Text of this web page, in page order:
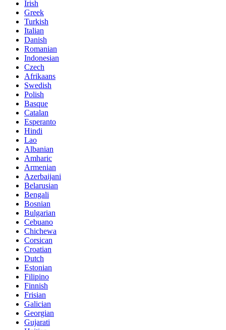
Irish
Greek
Turkish
Italian
Danish
Romanian
Indonesian
Czech
Afrikaans
Swedish
Polish
Basque
Catalan
Esperanto
Hindi
Lao
Albanian
Amharic
Armenian
Azerbaijani
Belarusian
Bengali
Bosnian
Bulgarian
Cebuano
Chichewa
Corsican
Croatian
Dutch
Estonian
Filipino
Finnish
Frisian
Galician
Georgian
Gujarati